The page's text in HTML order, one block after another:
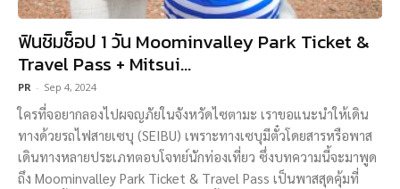
ฟินชิมช็อป 1 วัน Moominvalley Park Ticket &
Travel Pass + Mitsui...
PR - Sep 4, 2024
ใครที่จอยากลองไปผจญภัยในจังหวัดไซตามะ เราขอแนะนำให้เดิน
ทางด้วยรถไฟสายเซบุ (SEIBU) เพราะทางเซบุมีตั๋วโดยสารหรือพาส
เดินทางหลายประเภทตอบโจทย์นักท่องเที่ยว ซึ่งบทความนี้จะมาพูด
ถึง Moominvalley Park Ticket & Travel Pass เป็นพาสสุดคุ้มที่